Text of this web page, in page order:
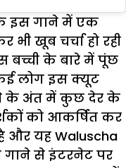
इस गाने में एक
भी खूब चर्चा हो रही
के बारे में पूंछ
लोग इस क्यूट
के अंत में कुछ देर के
को आकर्षित कर
और यह Waluscha
गाने से इंटरनेट पर